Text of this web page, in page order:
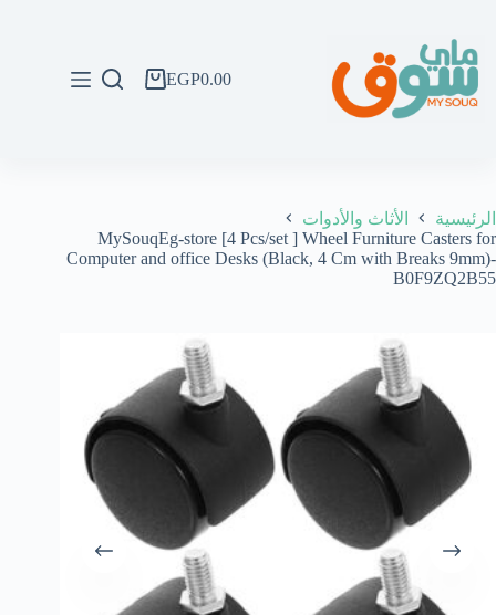
المحتوى
عربةEGP0.00
الرئيسية
الأثاث والأدوات
MySouqEg-store [4 Pcs/set ] Wheel Furniture Casters for
Computer and office Desks (Black, 4 Cm with Breaks 9mm)-
B0F9ZQ2B55